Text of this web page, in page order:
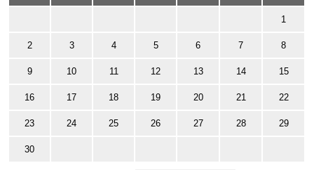
1
2 3 4 5 6 7 8
9 10 11 12 13 14 15
16 17 18 19 20 21 22
23 24 25 26 27 28 29
30